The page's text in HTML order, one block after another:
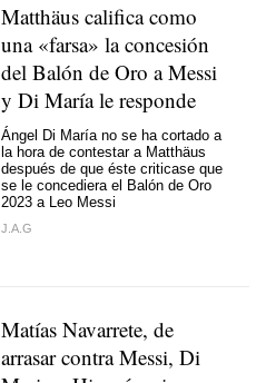
Matthäus califica como
una «farsa» la concesión
del Balón de Oro a Messi
y Di María le responde
Ángel Di María no se ha cortado a
la hora de contestar a Matthäus
después de que éste criticase que
se le concediera el Balón de Oro
2023 a Leo Messi
J.A.G
Matías Navarrete, de
arrasar contra Messi, Di